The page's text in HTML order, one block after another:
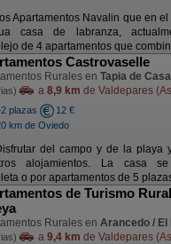
Apartamentos Navalin que en
casa de labranza,
de 4 apartamentos que
Castrovaselle
Rurales en Tapia de
a 8,9 km de Valdepares
plazas
12 €
km de Oviedo
del campo y de la playa
alojamientos. La casa
o por apartamentos de 5
de Turismo
Rurales en Arancedo / El
a 9,4 km de Valdepares